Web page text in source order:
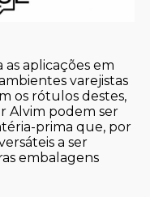
aplicações em
varejistas
os rótulos destes,
Alvim podem ser
prima que, por
a ser
embalagens